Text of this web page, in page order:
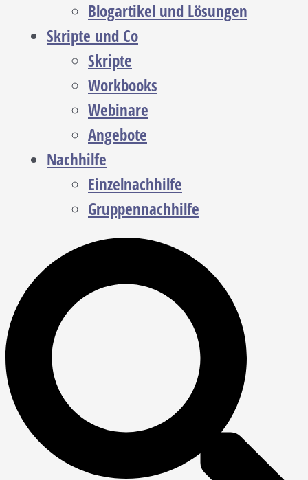
Blogartikel und Lösungen
Skripte und Co
Skripte
Workbooks
Webinare
Angebote
Nachhilfe
Einzelnachhilfe
Gruppennachhilfe